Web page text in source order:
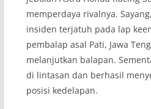
memperdaya rivalnya.
insiden terjatuh pada lap
pembalap asal Pati, Jawa
melanjutkan balapan.
di lintasan dan berhasil
posisi kedelapan.